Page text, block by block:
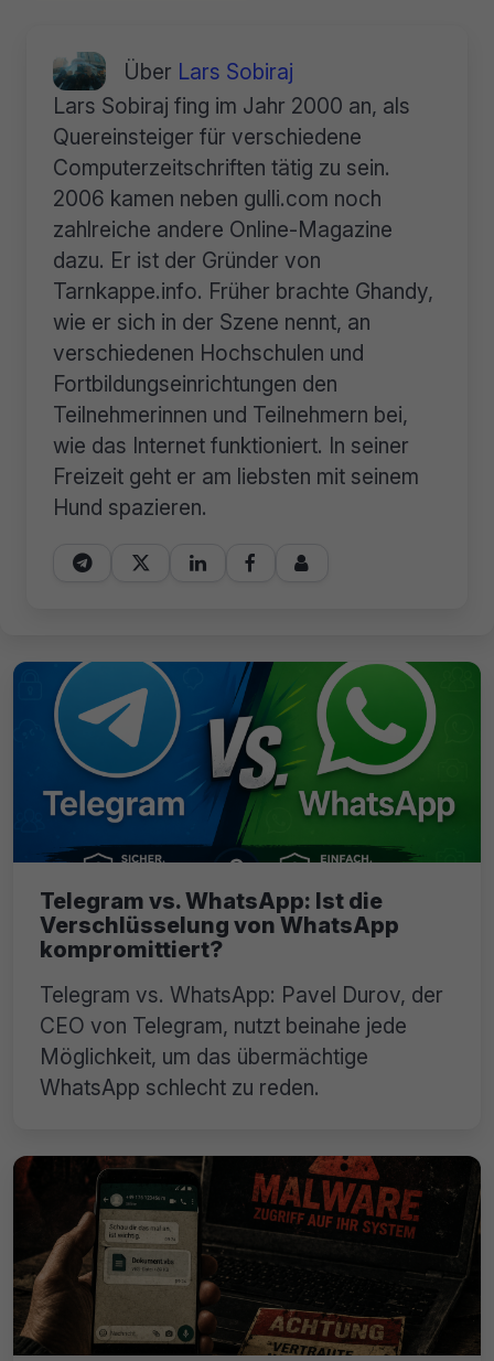
Über Lars Sobiraj
Lars Sobiraj fing im Jahr 2000 an, als
Quereinsteiger für verschiedene
Computerzeitschriften tätig zu sein.
2006 kamen neben gulli.com noch
zahlreiche andere Online-Magazine
dazu. Er ist der Gründer von
Tarnkappe.info. Früher brachte Ghandy,
wie er sich in der Szene nennt, an
verschiedenen Hochschulen und
Fortbildungseinrichtungen den
Teilnehmerinnen und Teilnehmern bei,
wie das Internet funktioniert. In seiner
Freizeit geht er am liebsten mit seinem
Hund spazieren.
    
Telegram vs. WhatsApp: Ist die
Verschlüsselung von WhatsApp
kompromittiert?
Telegram vs. WhatsApp: Pavel Durov, der
CEO von Telegram, nutzt beinahe jede
Möglichkeit, um das übermächtige
WhatsApp schlecht zu reden.